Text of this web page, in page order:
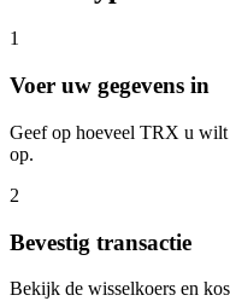
1
Voer uw gegevens in
Geef op hoeveel TRX u
op.
2
Bevestig transactie
Bekijk de wisselkoers en